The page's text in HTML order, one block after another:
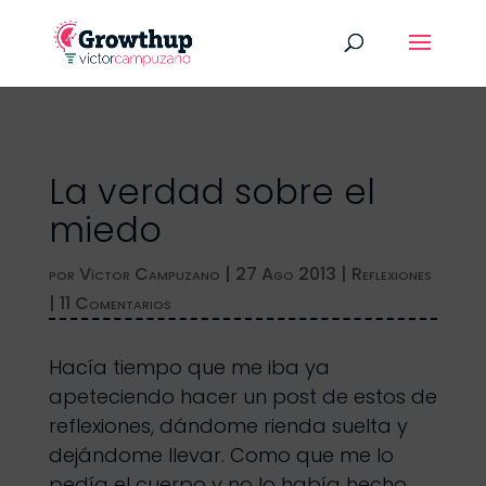
La verdad sobre el
miedo
por Víctor Campuzano | 27 Ago 2013 | Reflexiones
| 11 Comentarios
Hacía tiempo que me iba ya
apeteciendo hacer un post de estos de
reflexiones, dándome rienda suelta y
dejándome llevar. Como que me lo